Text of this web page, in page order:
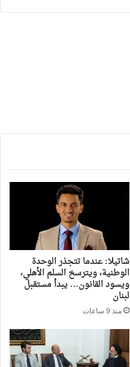
شاتيلا: عندما تتجذر الوحدة
الوطنية، ويترسخ السلم الأهلي،
ويسود القانون… يبدأ مستقبل
لبنان
منذ 9 ساعات